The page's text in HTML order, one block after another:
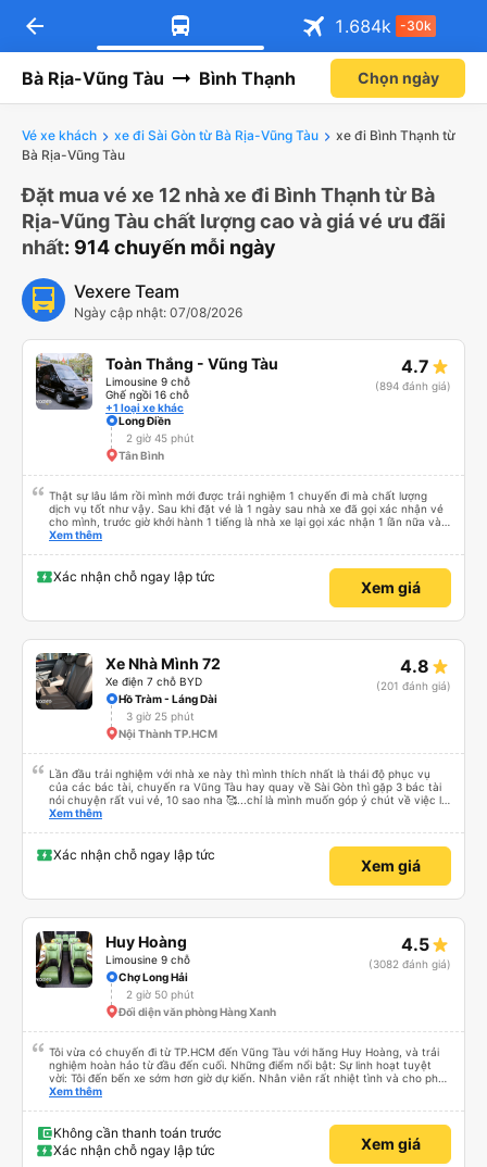
arrow_back 1.684k -30k
Bà Rịa-Vũng Tàu Bình Thạnh Chọn ngày
Vé xe khách xe đi Sài Gòn từ Bà Rịa-Vũng Tàu
xe đi Bình Thạnh từ
Bà Rịa-Vũng Tàu
Đặt mua vé xe 12 nhà xe đi Bình Thạnh từ Bà
Rịa-Vũng Tàu chất lượng cao và giá vé ưu đãi
nhất: 914 chuyến mỗi ngày
Vexere Team
Ngày cập nhật: 07/08/2026
Toàn Thắng - Vũng Tàu
Limousine 9 chỗ
Ghế ngồi 16 chỗ
+1 loại xe khác
4.7
(894 đánh giá)
Long Điền
2 giờ 45 phút
Tân Bình
Thật sự lâu lắm rồi mình mới được trải nghiệm 1 chuyến đi mà chất lượng
dịch vụ tốt như vậy. Sau khi đặt vé là 1 ngày sau nhà xe đã gọi xác nhận vé
cho mình, trước giờ khởi hành 1 tiếng là nhà xe lại gọi xác nhận 1 lần nữa và
cung cấp số đt của bác tài và số xe. Dịch vụ tốt, xe sạch sẽ và bác tài chạy
Xem thêm
Xác nhận chỗ ngay lập tức
Xem giá
Xe Nhà Mình 72
Xe điện 7 chỗ BYD
4.8
(201 đánh giá)
Hồ Tràm - Láng Dài
3 giờ 25 phút
Nội Thành TP.HCM
Lần đầu trải nghiệm với nhà xe này thì mình thích nhất là thái độ phục vụ
của các bác tài, chuyến ra Vũng Tàu hay quay về Sài Gòn thì gặp 3 bác tài
nói chuyện rất vui vẻ, 10 sao nha 🥰...chỉ là mình muốn góp ý chút về việc lái
xe, mặc dù mình nghĩ chắc mấy bác tài cũng thuộc dạng vững tay lái nên
là gì thì mình cũng mong các bác tài luôn cẩn thận vì sự an toàn của bản
thân và nhg hành khách trên xe là ok, lần sau có dịp mình sẽ tiếp tục ủng hộ
nhà xe, chúc nhà xe luôn làm ăn phát đạt và luôn giữ vững phong độ phục
Xem thêm
Xác nhận chỗ ngay lập tức
Xem giá
Huy Hoàng
Limousine 9 chỗ
4.5
(3082 đánh giá)
Chợ Long Hải
2 giờ 50 phút
Đối diện văn phòng Hàng Xanh
Tôi vừa có chuyến đi từ TP.HCM đến Vũng Tàu với hãng Huy Hoàng, và trải
nghiệm hoàn hảo từ đầu đến cuối. Những điểm nổi bật: Sự linh hoạt tuyệt
vời: Tôi đến bến xe sớm hơn giờ dự kiến. Nhân viên rất nhiệt tình và cho phép
tôi đi chuyến xe sớm hơn vì còn chỗ trống. Điều này đã tiết kiệm cho tôi rất
&amp; Sạch sẽ: Xe limousine sạch sẽ và ghế ngồi vô cùng thoải mái - hoàn
hảo cho một chuyến đi thư giãn. Điều hòa hoạt động hoàn hảo, giữ cho
cabin mát mẻ và trong lành. Điểm dừng chân lý tưởng: Chúng tôi có một
Xem thêm
Không cần thanh toán trước
Xác nhận chỗ ngay lập tức
Xem giá